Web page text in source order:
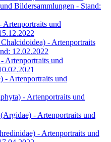
Bildersammlungen - Stand:
und
- Artenportraits
12.02.2022
Artenportraits und
- Artenportraits und
- Artenportraits und
- Artenportraits und
- Artenportraits und